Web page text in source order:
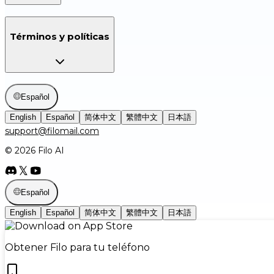
Términos y políticas
Español
English Español 简体中文 繁體中文 日本語
support@filomail.com
© 2026 Filo AI
Español
English Español 简体中文 繁體中文 日本語
Obtener Filo para tu teléfono